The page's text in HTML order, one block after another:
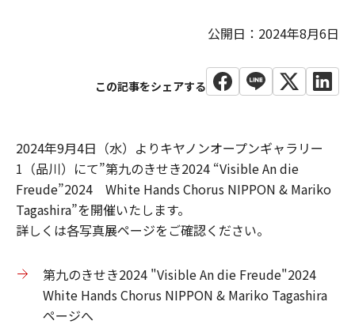
公開日：2024年8月6日
2024年9月4日（水）よりキヤノンオープンギャラリー
1（品川）にて”第九のきせき2024 “Visible An die
Freude”2024 White Hands Chorus NIPPON & Mariko
Tagashira”を開催いたします。
詳しくは各写真展ページをご確認ください。
第九のきせき2024 "Visible An die Freude"2024
White Hands Chorus NIPPON & Mariko Tagashira
ページへ